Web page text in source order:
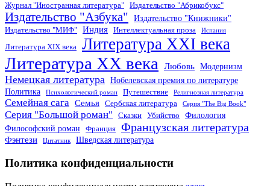
Журнал "Иностранная литература"
Издательство "Абрикобукс"
Издательство "Азбука" Издательство "Книжники"
Издательство "МИФ" Индия Интеллектуальная проза Испания
Литература XIX века Литература XXI века
Литература XX века Любовь Модернизм
Немецкая литература Нобелевская премия по литературе
Политика
Психологический роман Путешествие Религиозная литература
Семейная сага Семья Сербская литература Серия "The Big Book"
Серия "Большой роман" Сказки Убийство
Филология
Философский роман
Франция Французская литература
Фэнтези Цитатник Шведская литература
Политика конфиденциальности